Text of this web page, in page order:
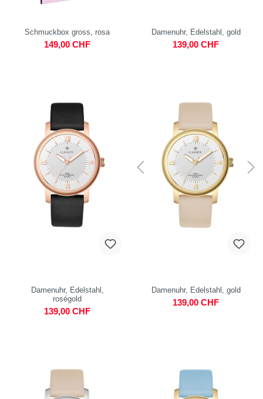
Schmuckbox gross, rosa
149,00 CHF
Damenuhr, Edelstahl, gold
139,00 CHF
Damenuhr, Edelstahl,
roségold
139,00 CHF
Damenuhr, Edelstahl, gold
139,00 CHF